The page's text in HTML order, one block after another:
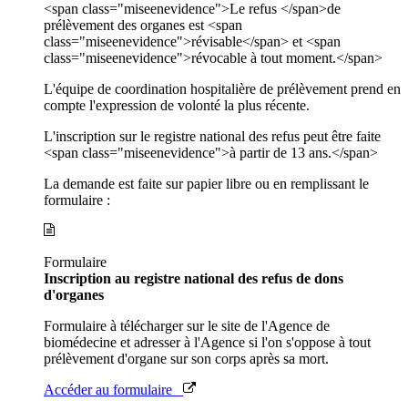
<span class="miseenevidence">Le refus </span>de
prélèvement des organes est <span
class="miseenevidence">révisable</span> et <span
class="miseenevidence">révocable à tout moment.</span>
L'équipe de coordination hospitalière de prélèvement prend en
compte l'expression de volonté la plus récente.
L'inscription sur le registre national des refus peut être faite
<span class="miseenevidence">à partir de 13 ans.</span>
La demande est faite sur papier libre ou en remplissant le
formulaire :
Formulaire
Inscription au registre national des refus de dons
d'organes
Formulaire à télécharger sur le site de l'Agence de
biomédecine et adresser à l'Agence si l'on s'oppose à tout
prélèvement d'organe sur son corps après sa mort.
Accéder au formulaire